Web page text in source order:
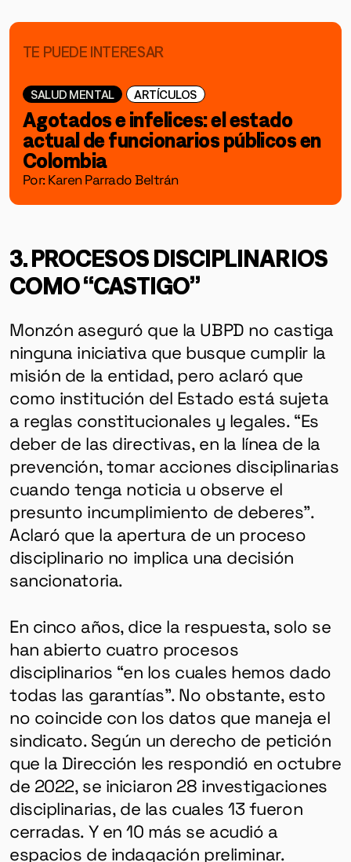
GÉNERO
DERECHOS HUMANOS
SALUD MENTAL
EMERGENCIA CLIMÁTICA
TE PUEDE INTERESAR
SALUD MENTAL ARTÍCULOS
Agotados e infelices: el estado
actual de funcionarios públicos en
Colombia
Por: Karen Parrado Beltrán
3. PROCESOS DISCIPLINARIOS
COMO “CASTIGO”
Monzón aseguró que la UBPD no castiga
ninguna iniciativa que busque cumplir la
misión de la entidad, pero aclaró que
como institución del Estado está sujeta
a reglas constitucionales y legales. “Es
deber de las directivas, en la línea de la
prevención, tomar acciones disciplinarias
cuando tenga noticia u observe el
presunto incumplimiento de deberes”.
Aclaró que la apertura de un proceso
disciplinario no implica una decisión
sancionatoria.
En cinco años, dice la respuesta, solo se
han abierto cuatro procesos
disciplinarios “en los cuales hemos dado
todas las garantías”. No obstante, esto
no coincide con los datos que maneja el
sindicato. Según un derecho de petición
que la Dirección les respondió en octubre
de 2022, se iniciaron 28 investigaciones
disciplinarias, de las cuales 13 fueron
cerradas. Y en 10 más se acudió a
espacios de indagación preliminar.